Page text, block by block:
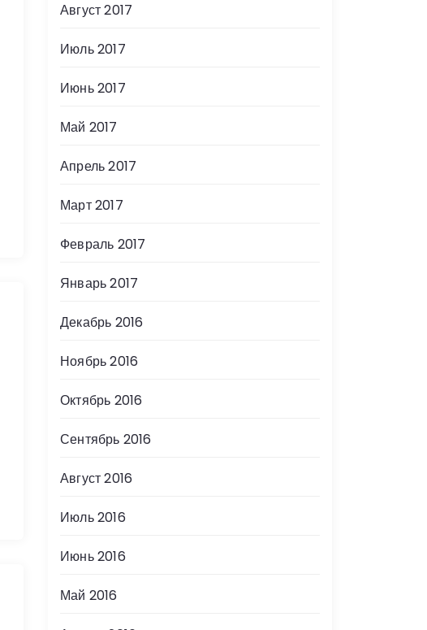
Август 2017
Июль 2017
Июнь 2017
Май 2017
Апрель 2017
Март 2017
Февраль 2017
Январь 2017
Декабрь 2016
Ноябрь 2016
Октябрь 2016
Сентябрь 2016
Август 2016
Июль 2016
Июнь 2016
Май 2016